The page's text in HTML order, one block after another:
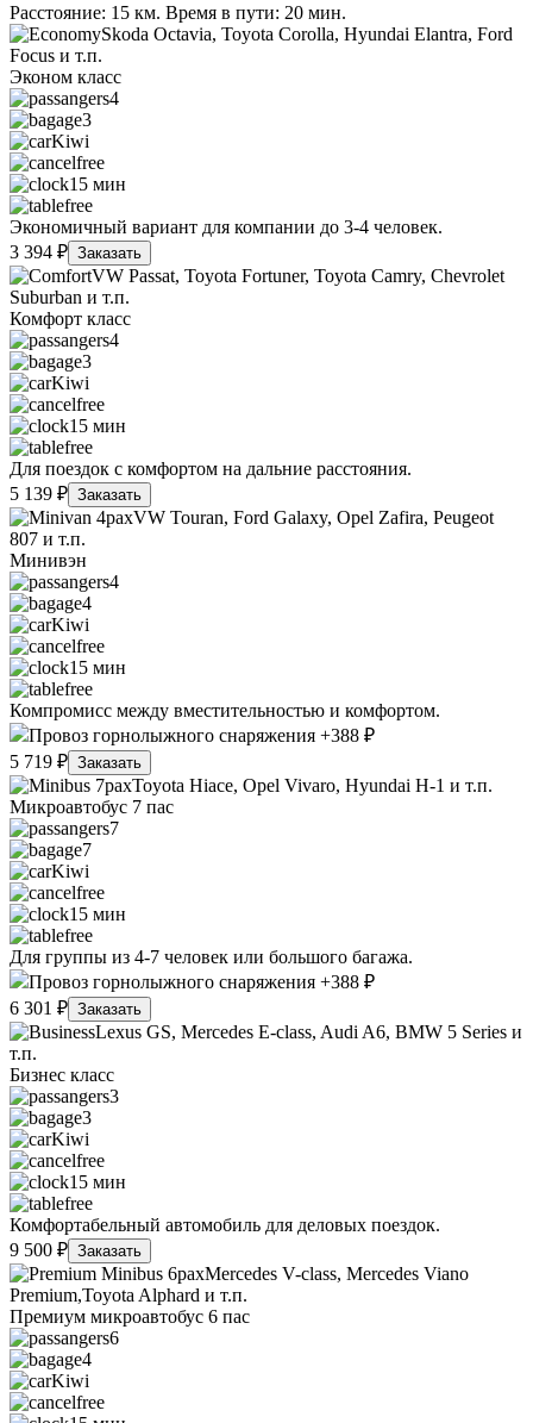
Расстояние: 15 км. Время в пути: 20 мин.
Skoda Octavia, Toyota Corolla, Hyundai Elantra, Ford
Focus и т.п.
Эконом класс
4
3
Kiwi
free
15 мин
free
Экономичный вариант для компании до 3-4 человек.
3 394 ₽ Заказать
VW Passat, Toyota Fortuner, Toyota Camry, Chevrolet
Suburban и т.п.
Комфорт класс
4
3
Kiwi
free
15 мин
free
Для поездок с комфортом на дальние расстояния.
5 139 ₽ Заказать
VW Touran, Ford Galaxy, Opel Zafira, Peugeot
807 и т.п.
Минивэн
4
4
Kiwi
free
15 мин
free
Компромисс между вместительностью и комфортом.
Провоз горнолыжного снаряжения +388 ₽
5 719 ₽ Заказать
Toyota Hiace, Opel Vivaro, Hyundai H-1 и т.п.
Микроавтобус 7 пас
7
7
Kiwi
free
15 мин
free
Для группы из 4-7 человек или большого багажа.
Провоз горнолыжного снаряжения +388 ₽
6 301 ₽ Заказать
Lexus GS, Mercedes E-class, Audi A6, BMW 5 Series и
т.п.
Бизнес класс
3
3
Kiwi
free
15 мин
free
Комфортабельный автомобиль для деловых поездок.
9 500 ₽ Заказать
Mercedes V-class, Mercedes Viano
Premium,Toyota Alphard и т.п.
Премиум микроавтобус 6 пас
6
4
Kiwi
free